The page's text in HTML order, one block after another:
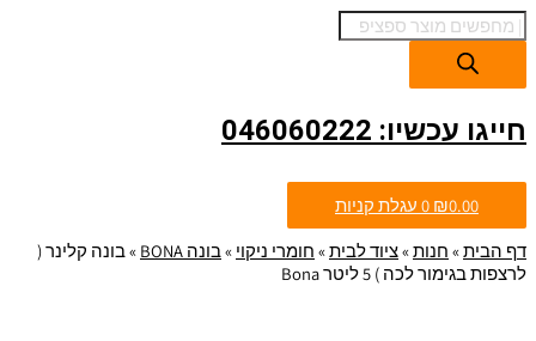
חייגו עכשיו: 046060222
₪0.00
0 עגלת קניות
דף הבית» חנות»ציוד לבית» חומרי ניקוי »בונה BONA »בונה קלינר (
לרצפות בגימור לכה ) 5 ליטר Bona